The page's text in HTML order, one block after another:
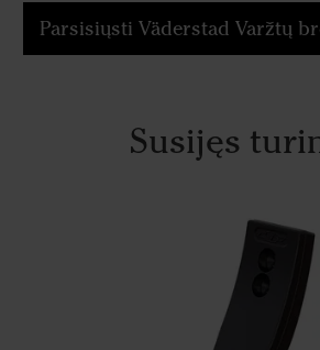
Parsisiųsti Väderstad Varžtų
Susijęs